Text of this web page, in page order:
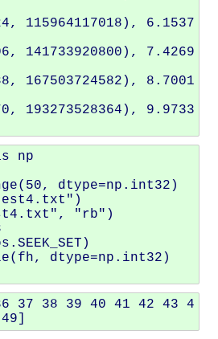
np
( 50, dtype=np . int32 )
)
, "rb" )
. SEEK_SET )
( fh, dtype=np . int32 )
37 38 39 40 41 42 43 4